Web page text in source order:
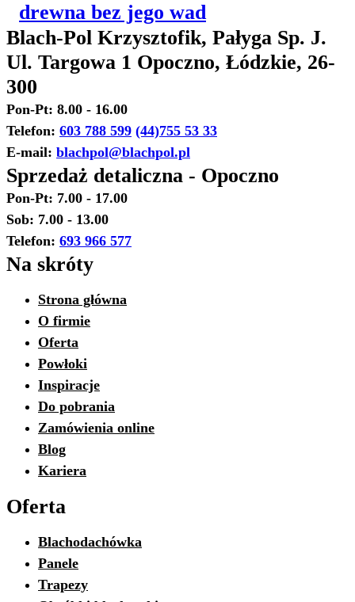
drewna bez jego wad
Blach-Pol Krzysztofik, Pałyga Sp. J.
Ul. Targowa 1 Opoczno, Łódzkie, 26-
300
Pon-Pt: 8.00 - 16.00
Telefon: 603 788 599 (44)755 53 33
E-mail: blachpol@blachpol.pl
Sprzedaż detaliczna - Opoczno
Pon-Pt: 7.00 - 17.00
Sob: 7.00 - 13.00
Telefon: 693 966 577
Na skróty
Strona główna
O firmie
Oferta
Powłoki
Inspiracje
Do pobrania
Zamówienia online
Blog
Kariera
Oferta
Blachodachówka
Panele
Trapezy